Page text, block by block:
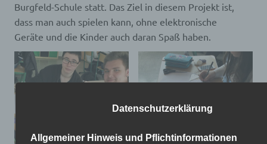
Burgfeld-Schule statt. Das Ziel in diesem Projekt ist,
dass man auch spielen kann, ohne elektronische
Geräte und die Kinder auch daran Spaß haben.
Datenschutzerklärung
Allgemeiner Hinweis und Pflichtinformationen